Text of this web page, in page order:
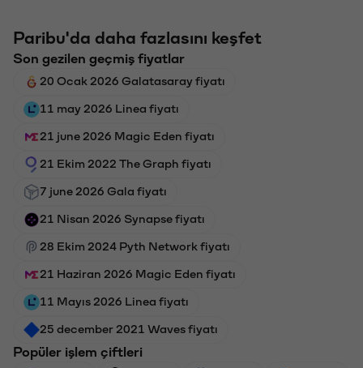
Paribu'da daha fazlasını keşfet
Son gezilen geçmiş fiyatlar
20 Ocak 2026 Galatasaray fiyatı
11 may 2026 Linea fiyatı
21 june 2026 Magic Eden fiyatı
21 Ekim 2022 The Graph fiyatı
7 june 2026 Gala fiyatı
21 Nisan 2026 Synapse fiyatı
28 Ekim 2024 Pyth Network fiyatı
21 Haziran 2026 Magic Eden fiyatı
11 Mayıs 2026 Linea fiyatı
25 december 2021 Waves fiyatı
Popüler işlem çiftleri